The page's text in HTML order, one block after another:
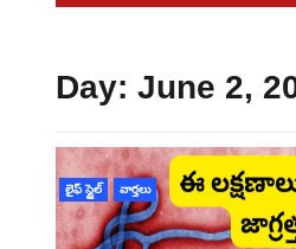
Day: June 2,
లైఫ్ స్టైల్ వార్తలు